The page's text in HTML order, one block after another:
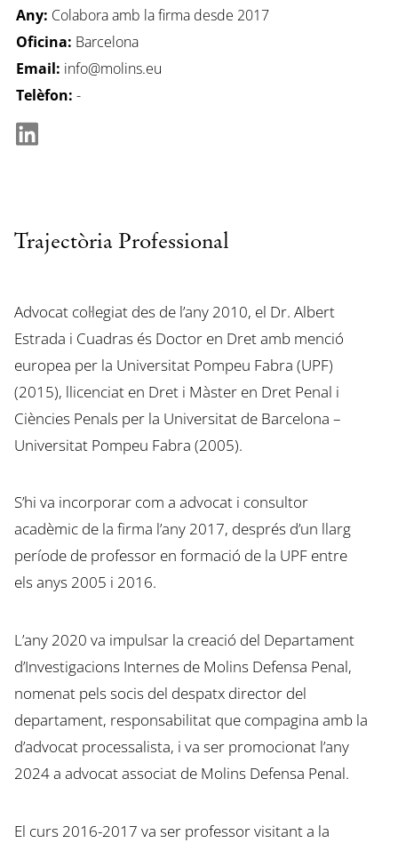
Any: Colabora amb la firma desde 2017
Oficina: Barcelona
Email: info@molins.eu
Telèfon: -
Trajectòria Professional
Advocat col·legiat des de l’any 2010, el Dr. Albert
Estrada i Cuadras és Doctor en Dret amb menció
europea per la Universitat Pompeu Fabra (UPF)
(2015), llicenciat en Dret i Màster en Dret Penal i
Ciències Penals per la Universitat de Barcelona –
Universitat Pompeu Fabra (2005).
S’hi va incorporar com a advocat i consultor
acadèmic de la firma l’any 2017, després d’un llarg
període de professor en formació de la UPF entre
els anys 2005 i 2016.
L’any 2020 va impulsar la creació del Departament
d’Investigacions Internes de Molins Defensa Penal,
nomenat pels socis del despatx director del
departament, responsabilitat que compagina amb la
d’advocat processalista, i va ser promocionat l’any
2024 a advocat associat de Molins Defensa Penal.
El curs 2016-2017 va ser professor visitant a la